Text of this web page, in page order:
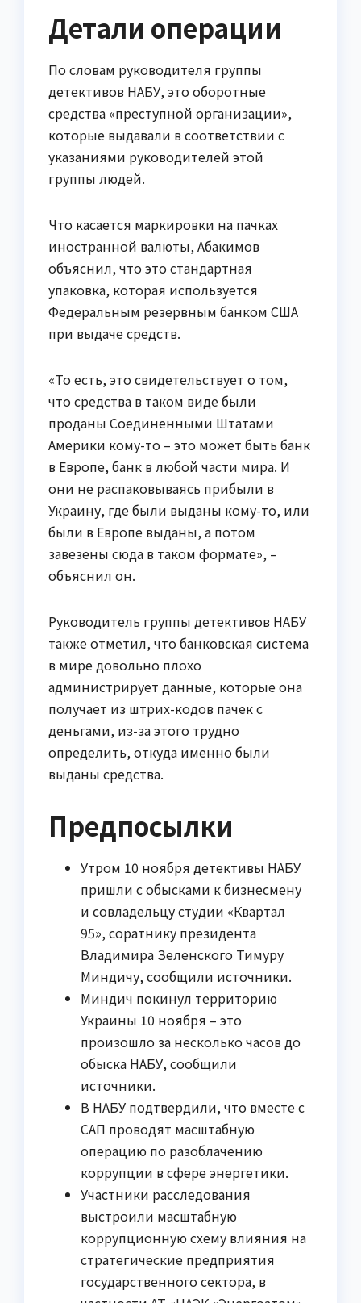
Детали операции
По словам руководителя группы
детективов НАБУ, это оборотные
средства «преступной организации»,
которые выдавали в соответствии с
указаниями руководителей этой
группы людей.
Что касается маркировки на пачках
иностранной валюты, Абакимов
объяснил, что это стандартная
упаковка, которая используется
Федеральным резервным банком США
при выдаче средств.
«То есть, это свидетельствует о том,
что средства в таком виде были
проданы Соединенными Штатами
Америки кому-то – это может быть банк
в Европе, банк в любой части мира. И
они не распаковываясь прибыли в
Украину, где были выданы кому-то, или
были в Европе выданы, а потом
завезены сюда в таком формате», –
объяснил он.
Руководитель группы детективов НАБУ
также отметил, что банковская система
в мире довольно плохо
администрирует данные, которые она
получает из штрих-кодов пачек с
деньгами, из-за этого трудно
определить, откуда именно были
выданы средства.
Предпосылки
Утром 10 ноября детективы НАБУ
пришли с обысками к бизнесмену
и совладельцу студии «Квартал
95», соратнику президента
Владимира Зеленского Тимуру
Миндичу, сообщили источники.
Миндич покинул территорию
Украины 10 ноября – это
произошло за несколько часов до
обыска НАБУ, сообщили
источники.
В НАБУ подтвердили, что вместе с
САП проводят масштабную
операцию по разоблачению
коррупции в сфере энергетики.
Участники расследования
выстроили масштабную
коррупционную схему влияния на
стратегические предприятия
государственного сектора, в